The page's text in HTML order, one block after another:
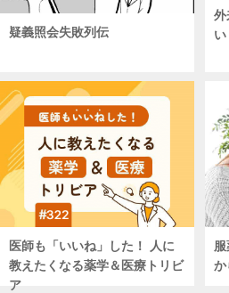
疑義照会失敗列伝
外
医師も「いいね」した！ 人に
教えたくなる薬学＆医療トリビ
ア
か